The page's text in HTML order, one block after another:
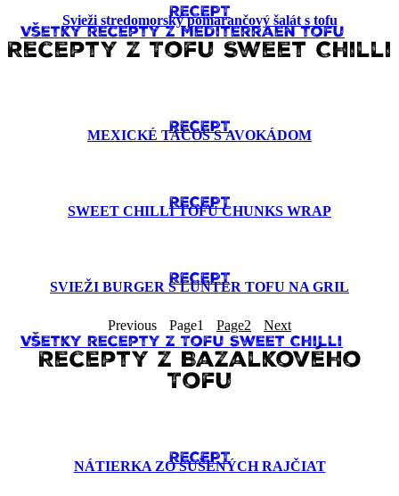
RECEPT
Svieži stredomorský pomarančový šalát s tofu
Všetky recepty z Mediterraen tofu
Recepty z Tofu Sweet Chilli
RECEPT
MEXICKÉ TACOS S AVOKÁDOM
RECEPT
SWEET CHILLI TOFU CHUNKS WRAP
RECEPT
SVIEŽI BURGER S LUNTER TOFU NA GRIL
Previous Page1 Page2 Next
Všetky recepty z Tofu Sweet Chilli
Recepty z Bazalkového
Tofu
RECEPT
NÁTIERKA ZO SUŠENÝCH RAJČIAT